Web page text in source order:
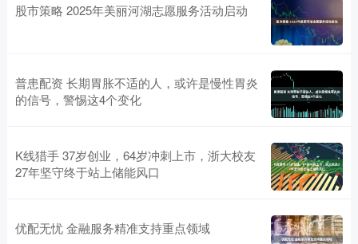
股市策略 2025年美丽河湖志愿服务活动启动
普患配资 长期胃胀不适的人，或许是慢性胃炎
的信号，警惕这4个变化
K线猎手 37岁创业，64岁冲刺上市，浙大校友
27年坚守终于站上储能风口
优配无忧 金融服务精准支持重点领域